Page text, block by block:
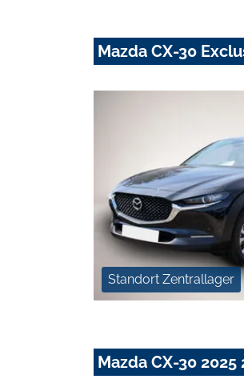
Mazda CX-30
Standort Zentrallager
Mazda CX-30 2025